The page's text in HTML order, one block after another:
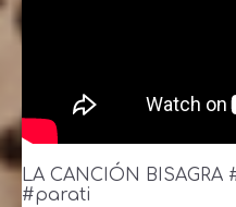
LA CANCIÓN
#parati